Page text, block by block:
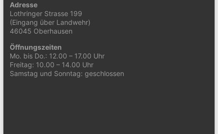
Adresse
Lothringer Strasse 199
(Eingang über Landwehr)
46045 Oberhausen
Öffnungszeiten
Mo. bis Do.: 12.00 – 17.00 Uhr
Freitag: 10.00 – 14.00 Uhr
Samstag und Sonntag: geschlossen